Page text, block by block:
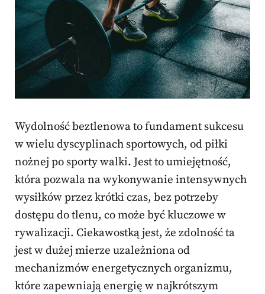
Wydolność beztlenowa to fundament sukcesu
w wielu dyscyplinach sportowych, od piłki
nożnej po sporty walki. Jest to umiejętność,
która pozwala na wykonywanie intensywnych
wysiłków przez krótki czas, bez potrzeby
dostępu do tlenu, co może być kluczowe w
rywalizacji. Ciekawostką jest, że zdolność ta
jest w dużej mierze uzależniona od
mechanizmów energetycznych organizmu,
które zapewniają energię w najkrótszym